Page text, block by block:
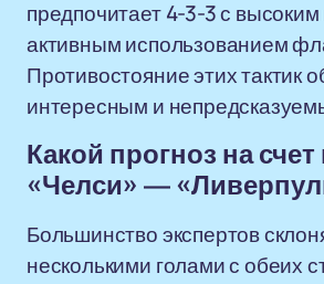
предпочитает 4-3-3 с
активным использованием
Противостояние этих тактик
интересным и
Какой прогноз на счет
«Челси» —
Большинство экспертов
несколькими голами с обеих